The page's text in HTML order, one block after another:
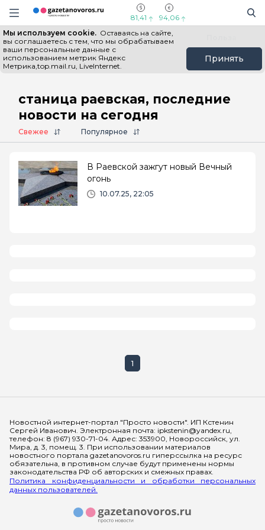
Информационный портал "ГазетаНоворос.ру"
Навигация сайта
81,41 94,06
Мы используем cookie. Оставаясь на сайте,
вы соглашаетесь с тем, что мы обрабатываем
ваши персональные данные с
использованием метрик Яндекс
Метрика,top.mail.ru, LiveInternet.
Принять
Все новости Новости России
Главная # станица раевская
станица раевская, последние
новости на сегодня
Свежее Популярное
В Раевской зажгут новый Вечный
огонь
10.07.25, 22:05
1
Новостной интернет-портал "Просто новости". ИП Кстенин
Сергей Иванович. Электронная почта: ipkstenin@yandex.ru,
телефон: 8 (967) 930-71-04. Адрес: 353900, Новороссийск, ул.
Мира, д. 3, помещ. 3. При использовании материалов
новостного портала gazetanovoros.ru гиперссылка на ресурс
обязательна, в противном случае будут применены нормы
законодательства РФ об авторских и смежных правах.
Политика конфиденциальности и обработки персональных
данных пользователей.